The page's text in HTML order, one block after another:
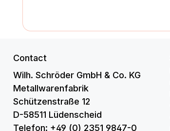
Contact
Wilh. Schröder GmbH & Co. KG
Metallwarenfabrik
Schützenstraße 12
D-58511 Lüdenscheid
Telefon: +49 (0) 2351 9847-0